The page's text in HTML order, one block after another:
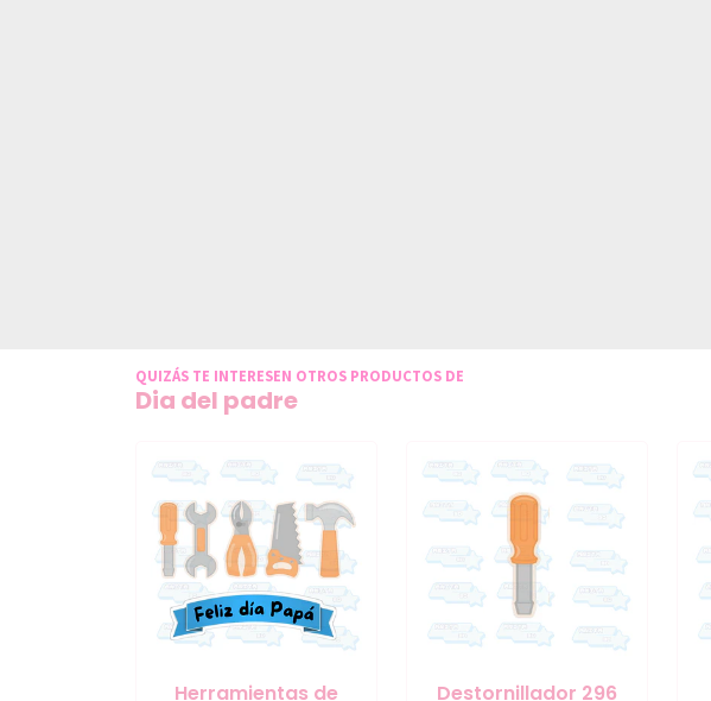
QUIZÁS TE INTERESEN OTROS PRODUCTOS DE
Dia del padre
Herramientas de
Destornillador 296